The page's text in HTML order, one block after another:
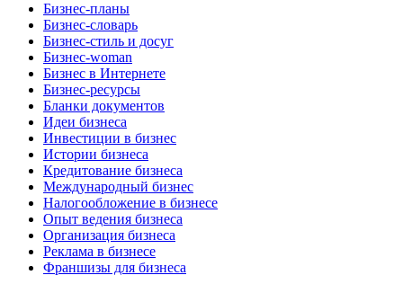
Бизнес-планы
Бизнес-словарь
Бизнес-стиль и досуг
Бизнес-woman
Бизнес в Интернете
Бизнес-ресурсы
Бланки документов
Идеи бизнеса
Инвестиции в бизнес
Истории бизнеса
Кредитование бизнеса
Международный бизнес
Налогообложение в бизнесе
Опыт ведения бизнеса
Организация бизнеса
Реклама в бизнесе
Франшизы для бизнеса